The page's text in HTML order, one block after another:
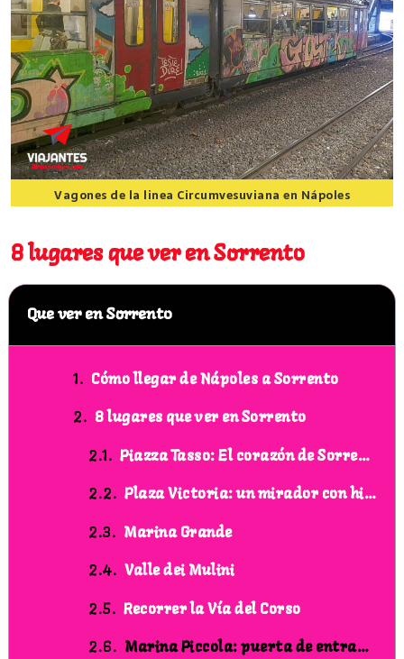
Vagones de la linea Circumvesuviana en Nápoles
8 lugares que ver en Sorrento
Que ver en Sorrento
Cómo llegar de Nápoles a Sorrento
8 lugares que ver en Sorrento
Piazza Tasso: El corazón de Sorrento
Plaza Victoria: un mirador con historia y belleza
Marina Grande
Valle dei Mulini
Recorrer la Vía del Corso
Marina Piccola: puerta de entrada a la Costa Amalfitana